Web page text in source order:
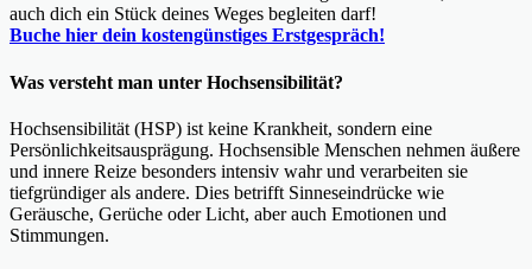
auch dich ein Stück deines Weges begleiten darf!
Buche hier dein kostengünstiges Erstgespräch!
Was versteht man unter Hochsensibilität?
Hochsensibilität (HSP) ist keine Krankheit, sondern eine
Persönlichkeitsausprägung. Hochsensible Menschen nehmen äußere
und innere Reize besonders intensiv wahr und verarbeiten sie
tiefgründiger als andere. Dies betrifft Sinneseindrücke wie
Geräusche, Gerüche oder Licht, aber auch Emotionen und
Stimmungen.